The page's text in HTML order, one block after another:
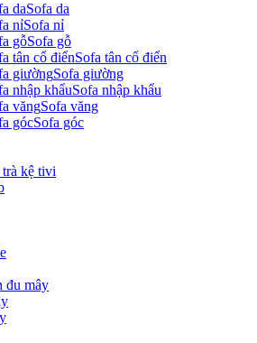
Sofa da
Sofa nỉ
Sofa gỗ
Sofa tân cổ điển
Sofa giường
Sofa nhập khẩu
Sofa văng
Sofa góc
kệ tivi
đu mây